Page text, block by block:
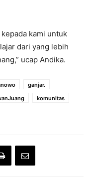
kami untuk
dari yang lebih
ucap Andika.
ganjar.
komunitas